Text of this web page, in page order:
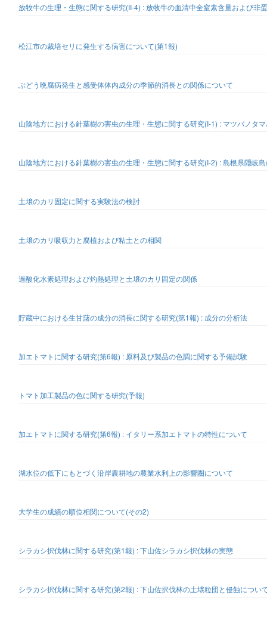
放牧牛の生理・生態に関する研究(II-4) : 放牧牛の血清中全窒素含量および非
松江市の裁培セリに発生する病害について(第1報)
ぶどう晩腐病発生と感受体体内成分の季節的消長との関係について
山陰地方における針葉樹の害虫の生理・生態に関する研究(I-1) : マツバノタ
山陰地方における針葉樹の害虫の生理・生態に関する研究(I-2) : 島根県隠岐
土壌のカリ固定に関する実験法の検討
土壌のカリ吸収力と腐植および粘土との相関
過酸化水素処理および灼熱処理と土壌のカリ固定の関係
貯蔵中における生甘藷の成分の消長に関する研究(第1報) : 成分の分析法
加エトマトに関する研究(第6報) : 原料及び製品の色調に関する予備試験
トマト加工製品の色に関する研究(予報)
加エトマトに関する研究(第6報) : イタリー系加エトマトの特性について
湖水位の低下にもとづく沿岸農耕地の農業水利上の影響圏について
大学生の成績の順位相関について(その2)
シラカシ択伐林に関する研究(第1報) : 下山佐シラカシ択伐林の実態
シラカシ択伐林に関する研究(第2報) : 下山佐択伐林の土壌粒団と侵蝕につい